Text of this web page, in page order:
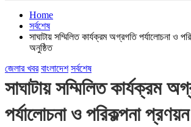
Home
সর্বশেষ
সাঘাটায় সম্মিলিত কার্যক্রম অগ্রগতি পর্যালোচনা ও
অনুষ্ঠিত
জেলার খবর বাংলাদেশ সর্বশেষ
সাঘাটায় সম্মিলিত কার্যক্রম
পর্যালোচনা ও পরিকল্পনা